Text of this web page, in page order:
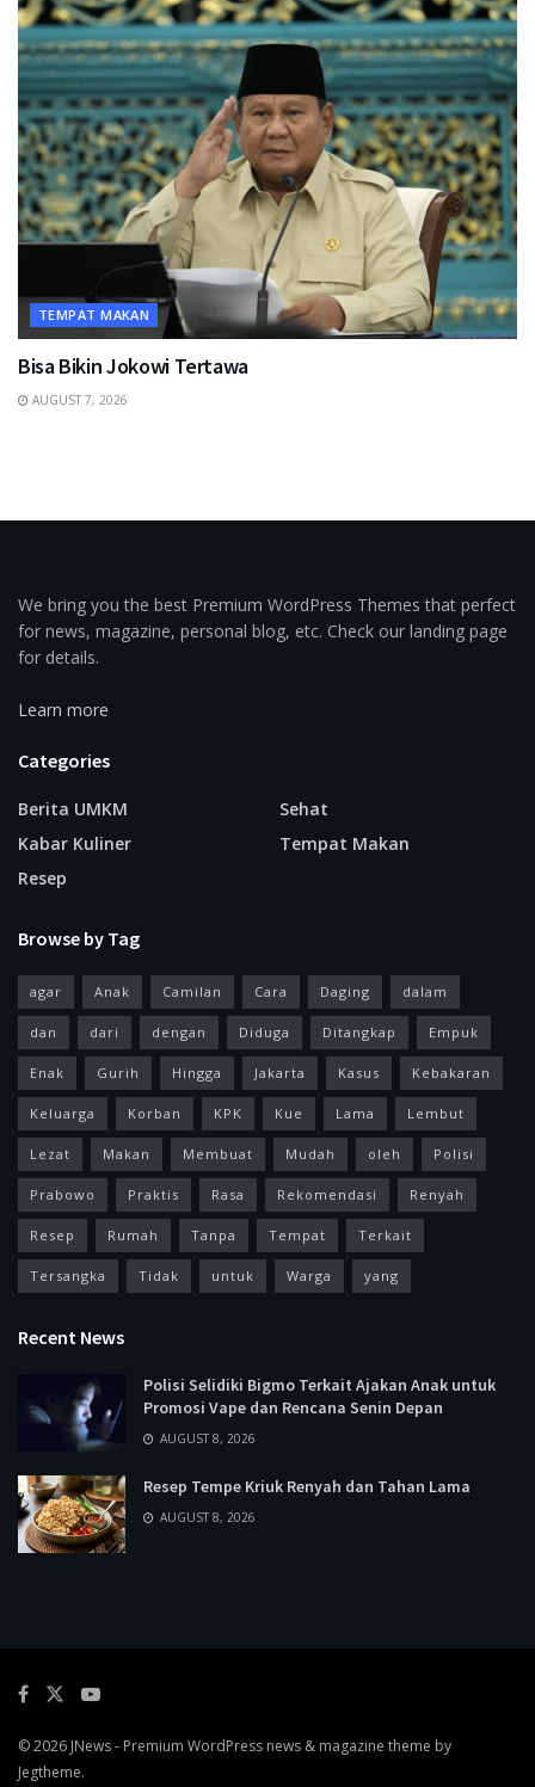
TEMPAT MAKAN
Bisa Bikin Jokowi Tertawa
AUGUST 7, 2026
We bring you the best Premium WordPress Themes that perfect
for news, magazine, personal blog, etc. Check our landing page
for details.
Learn more
Categories
Berita UMKM
Kabar Kuliner
Resep
Sehat
Tempat Makan
Browse by Tag
agar Anak Camilan Cara Daging dalam
dan dari dengan Diduga Ditangkap Empuk
Enak Gurih Hingga Jakarta Kasus Kebakaran
Keluarga Korban KPK Kue Lama Lembut
Lezat Makan Membuat Mudah oleh Polisi
Prabowo Praktis Rasa Rekomendasi Renyah
Resep Rumah Tanpa Tempat Terkait
Tersangka Tidak untuk Warga yang
Recent News
Polisi Selidiki Bigmo Terkait Ajakan Anak untuk
Promosi Vape dan Rencana Senin Depan
AUGUST 8, 2026
Resep Tempe Kriuk Renyah dan Tahan Lama
AUGUST 8, 2026
© 2026 JNews- Premium WordPress news & magazine theme by
Jegtheme.